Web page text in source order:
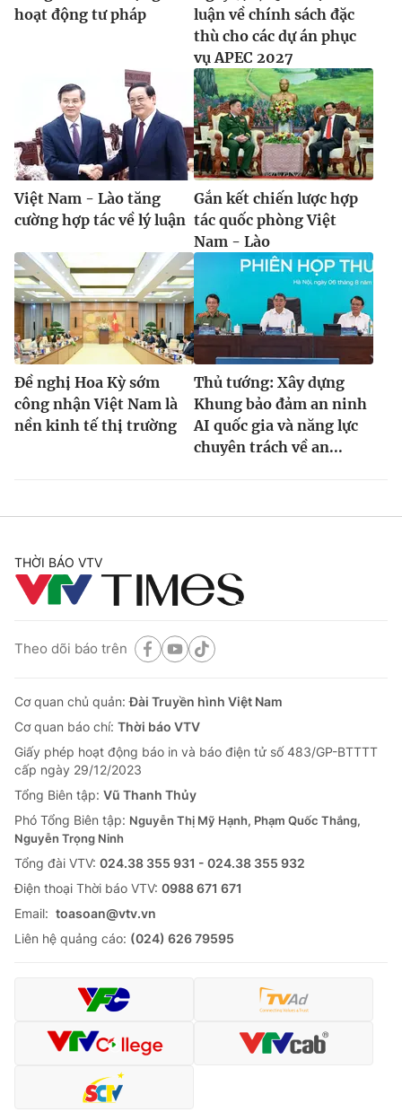
hoạt động tư pháp
luận về chính sách đặc
thù cho các dự án phục
vụ APEC 2027
Việt Nam - Lào tăng
cường hợp tác về lý luận
Gắn kết chiến lược hợp
tác quốc phòng Việt
Nam - Lào
Đề nghị Hoa Kỳ sớm
công nhận Việt Nam là
nền kinh tế thị trường
Thủ tướng: Xây dựng
Khung bảo đảm an ninh
AI quốc gia và năng lực
chuyên trách về an...
THỜI BÁO VTV
Theo dõi báo trên
Cơ quan chủ quản:Đài Truyền hình Việt Nam
Cơ quan báo chí: Thời báo VTV
Giấy phép hoạt động báo in và báo điện tử số 483/GP-BTTTT
cấp ngày 29/12/2023
Tổng Biên tập: Vũ Thanh Thủy
Phó Tổng Biên tập: Nguyễn Thị Mỹ Hạnh, Phạm Quốc Thắng,
Nguyễn Trọng Ninh
Tổng đài VTV: 024.38 355 931 - 024.38 355 932
Ðiện thoại Thời báo VTV: 0988 671 671
Email: toasoan@vtv.vn
Liên hệ quảng cáo: (024) 626 79595